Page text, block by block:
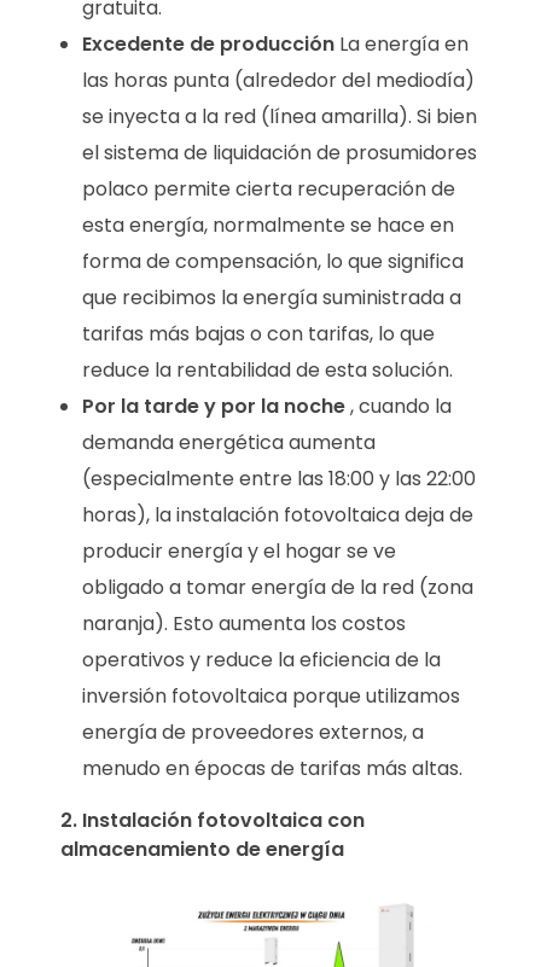
gratuita.
Excedente de producciónLa energía en
las horas punta (alrededor del mediodía)
se inyecta a la red (línea amarilla). Si bien
el sistema de liquidación de prosumidores
polaco permite cierta recuperación de
esta energía, normalmente se hace en
forma de compensación, lo que significa
que recibimos la energía suministrada a
tarifas más bajas o con tarifas, lo que
reduce la rentabilidad de esta solución.
Por la tarde y por la noche, cuando la
demanda energética aumenta
(especialmente entre las 18:00 y las 22:00
horas), la instalación fotovoltaica deja de
producir energía y el hogar se ve
obligado a tomar energía de la red (zona
naranja). Esto aumenta los costos
operativos y reduce la eficiencia de la
inversión fotovoltaica porque utilizamos
energía de proveedores externos, a
menudo en épocas de tarifas más altas.
2. Instalación fotovoltaica con
almacenamiento de energía
Porozmawiaj z nami